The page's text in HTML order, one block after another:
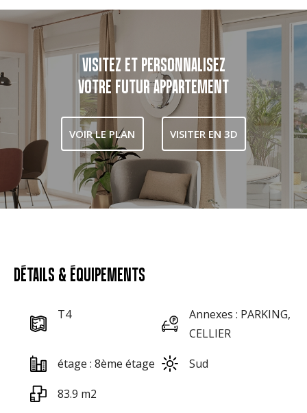
VISITEZ ET PERSONNALISEZ
VOTRE FUTUR APPARTEMENT
VOIR LE PLAN VISITER EN 3D
DÉTAILS & ÉQUIPEMENTS
T4
Annexes : PARKING,
CELLIER
étage : 8ème étage
Sud
83.9 m2